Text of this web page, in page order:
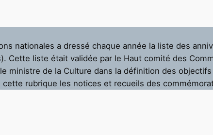
nationales a dressé chaque année la liste des
Cette liste était validée par le Haut comité des
ministre de la Culture dans la définition des
rubrique les notices et recueils des